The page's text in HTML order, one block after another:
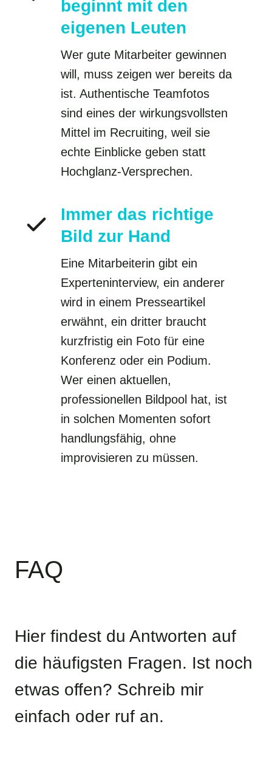
beginnt mit den
eigenen Leuten
Wer gute Mitarbeiter gewinnen
will, muss zeigen wer bereits da
ist. Authentische Teamfotos
sind eines der wirkungsvollsten
Mittel im Recruiting, weil sie
echte Einblicke geben statt
Hochglanz-Versprechen.
Immer das richtige
Bild zur Hand
Eine Mitarbeiterin gibt ein
Experteninterview, ein anderer
wird in einem Presseartikel
erwähnt, ein dritter braucht
kurzfristig ein Foto für eine
Konferenz oder ein Podium.
Wer einen aktuellen,
professionellen Bildpool hat, ist
in solchen Momenten sofort
handlungsfähig, ohne
improvisieren zu müssen.
FAQ
Hier findest du Antworten auf
die häufigsten Fragen. Ist noch
etwas offen? Schreib mir
einfach oder ruf an.